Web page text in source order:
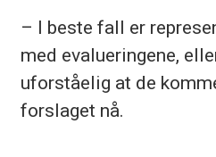
– I beste fall er
med evalueringene,
uforståelig at de
forslaget nå.